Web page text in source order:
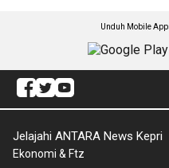
Unduh Mobile
Jelajahi ANTARA News Kepri
Ekonomi & Ftz